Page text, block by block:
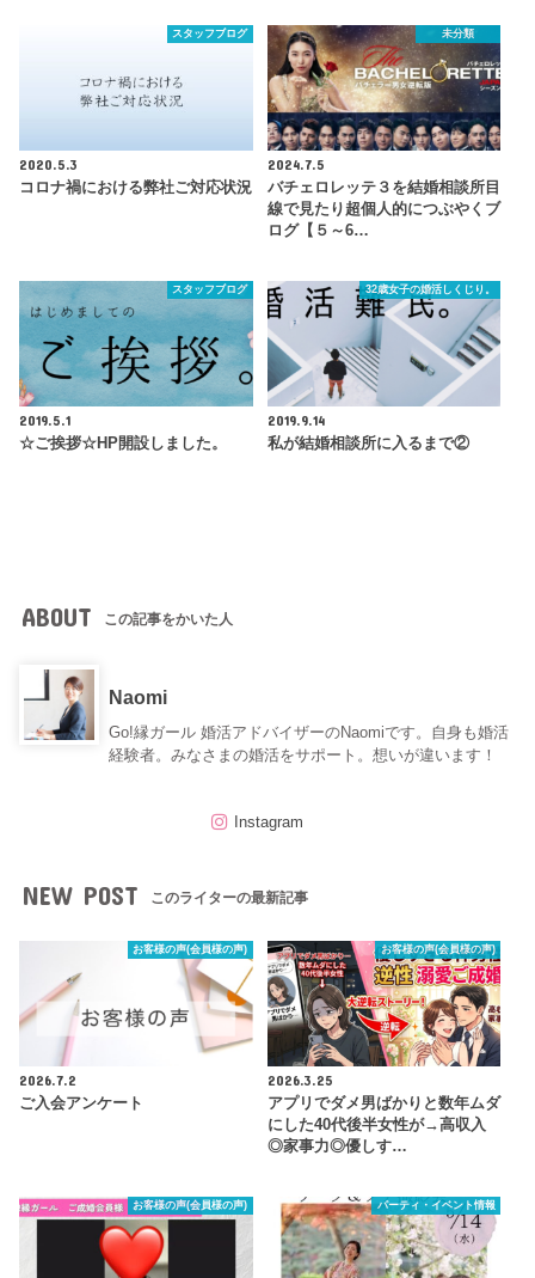
スタッフブログ
2020.5.3
コロナ禍における弊社ご対応状況
未分類
2024.7.5
バチェロレッテ３を結婚相談所目
線で見たり超個人的につぶやくブ
ログ【５～6…
スタッフブログ
2019.5.1
☆ご挨拶☆HP開設しました。
32歳女子の婚活しくじり。
2019.9.14
私が結婚相談所に入るまで②
ABOUT この記事をかいた人
Naomi
Go!縁ガール 婚活アドバイザーのNaomiです。自身も婚活
経験者。みなさまの婚活をサポート。想いが違います！
Instagram
NEW POST このライターの最新記事
お客様の声(会員様の声)
2026.7.2
ご入会アンケート
お客様の声(会員様の声)
2026.3.25
アプリでダメ男ばかりと数年ムダ
にした40代後半女性が→高収入
◎家事力◎優しす…
お客様の声(会員様の声) パーティ・イベント情報